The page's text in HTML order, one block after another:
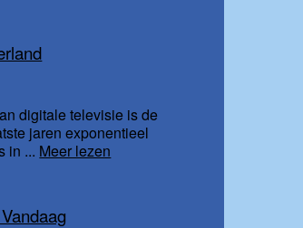
digitale televisie is de
jaren exponentieel
in ... Meer lezen